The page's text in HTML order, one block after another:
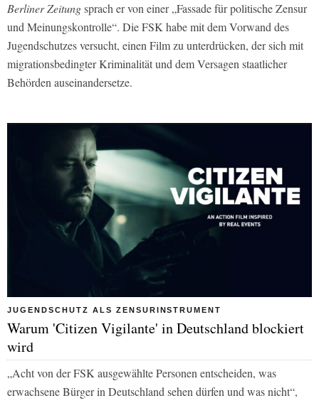
Berliner Zeitungsprach er von einer „Fassade für politische Zensur
und Meinungskontrolle“. Die FSK habe mit dem Vorwand des
Jugendschutzes versucht, einen Film zu unterdrücken, der sich mit
migrationsbedingter Kriminalität und dem Versagen staatlicher
Behörden auseinandersetze.
JUGENDSCHUTZ ALS ZENSURINSTRUMENT
Warum 'Citizen Vigilante' in Deutschland blockiert
wird
„Acht von der FSK ausgewählte Personen entscheiden, was
erwachsene Bürger in Deutschland sehen dürfen und was nicht“,